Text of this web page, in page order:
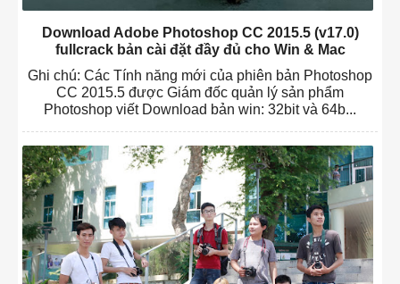
Download Adobe Photoshop CC 2015.5 (v17.0)
fullcrack bản cài đặt đầy đủ cho Win & Mac
Ghi chú: Các Tính năng mới của phiên bản Photoshop
CC 2015.5 được Giám đốc quản lý sản phẩm
Photoshop viết Download bản win: 32bit và 64b...